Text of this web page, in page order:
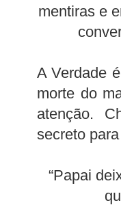
mentiras e
A Verdade
morte do
atenção.
secreto
“Papai